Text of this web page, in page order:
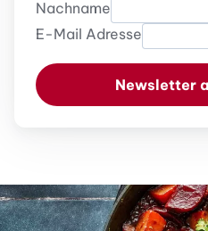
Nachname
E-Mail Adresse
Newsletter